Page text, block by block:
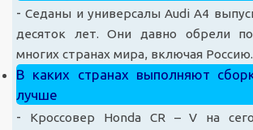
-Седаны и универсалы Audi A4
десяток лет. Они давно обрели
многих странах мира, включая
В каких странах выполняют
лучше
-
Кроссовер Honda CR – V на